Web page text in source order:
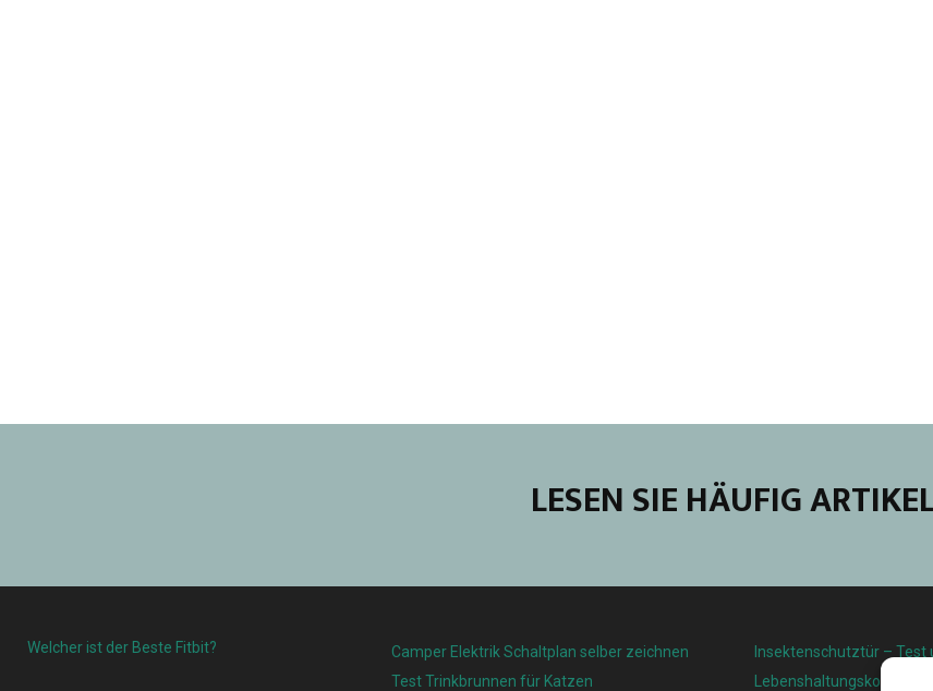
LESEN SIE HÄUFIG
Welcher ist der Beste Fitbit?
Camper Elektrik Schaltplan selber zeichnen
Test Trinkbrunnen für Katzen
Insektenschutztür – Test
Lebenshaltungskosten